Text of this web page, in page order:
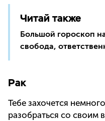
Читай также
Большой гороскоп
свобода,
Рак
Тебе захочется
разобраться со своим